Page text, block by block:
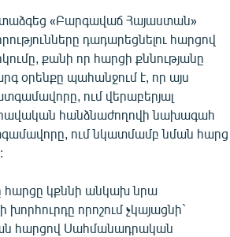
«Բարգավաճ Հայաստան»
դադարեցնելու հարցով
քանի որ հարցի քննությանը
օրենքը պահանջում է, որ այս
ում վերաբերյալ
հանձնաժողովի նախագահ
ում նկատմամբ նման հարց
հարցը կքննի անկախ նրա
խորհուրդը որոշում չկայացնի`
հարցով Սահմանադրական